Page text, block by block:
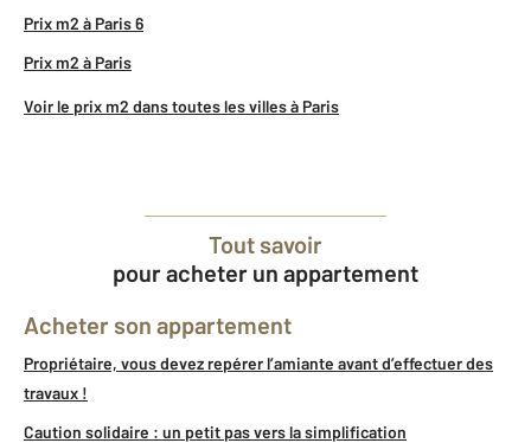
Prix m2 à Paris 6
Prix m2 à Paris
Voir le prix m2 dans toutes les villes à Paris
Tout savoir
pour acheter un appartement
Acheter son appartement
Propriétaire, vous devez repérer l’amiante avant d’effectuer des
travaux !
Caution solidaire : un petit pas vers la simplification